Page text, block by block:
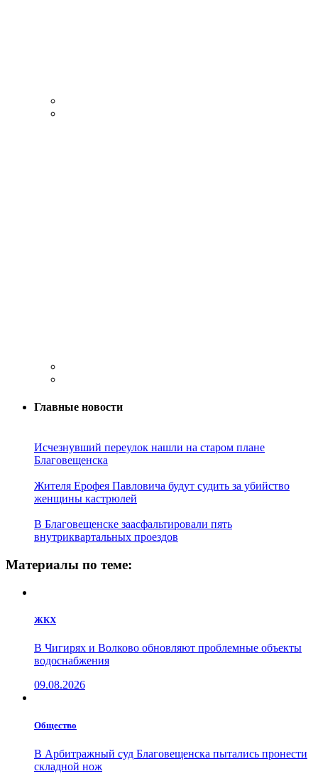
Главные новости
Исчезнувший переулок нашли на старом плане
Благовещенска
Жителя Ерофея Павловича будут судить за убийство
женщины кастрюлей
В Благовещенске заасфальтировали пять
внутриквартальных проездов
Материалы по теме:
ЖКХ
В Чигирях и Волково обновляют проблемные объекты
водоснабжения
09.08.2026
Общество
В Арбитражный суд Благовещенска пытались пронести
складной нож